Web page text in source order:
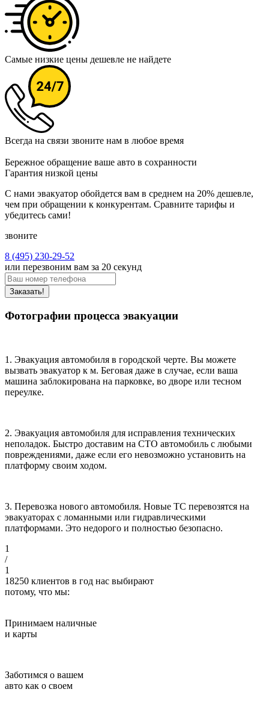
Самые низкие цены дешевле не найдете
Всегда на связи звоните нам в любое время
Бережное обращение ваше авто в сохранности
Гарантия низкой цены
С нами эвакуатор обойдется вам в среднем на 20% дешевле,
чем при обращении к конкурентам. Сравните тарифы и
убедитесь сами!
звоните
8 (495) 230-29-52
или перезвоним вам за 20 секунд
Заказать!
Фотографии процесса эвакуации
1. Эвакуация автомобиля в городской черте. Вы можете
вызвать эвакуатор к м. Беговая даже в случае, если ваша
машина заблокирована на парковке, во дворе или тесном
переулке.
2. Эвакуация автомобиля для исправления технических
неполадок. Быстро доставим на СТО автомобиль с любыми
повреждениями, даже если его невозможно установить на
платформу своим ходом.
3. Перевозка нового автомобиля. Новые ТС перевозятся на
эвакуаторах с ломанными или гидравлическими
платформами. Это недорого и полностью безопасно.
1
/
1
18250 клиентов в год нас выбирают
потому, что мы:
Принимаем наличные
и карты
Заботимся о вашем
авто как о своем